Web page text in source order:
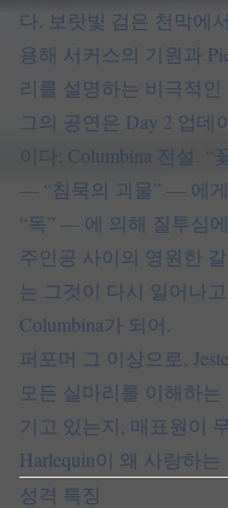
다. 보랏빛 검은 천막에
용해 서커스의 기원과
리를 설명하는 비극적인
그의 공연은 Day 2 업데
이다: Columbina 전설. “
— “침묵의 괴물” — 에
“독” — 에 의해 질투심
주인공 사이의 영원한
는 그것이 다시 일어나
Columbina가 되어.
퍼포머 그 이상으로,
모든 실마리를 이해하
기고 있는지, 매표원이
Harlequin이 왜 사랑하
성격 특징